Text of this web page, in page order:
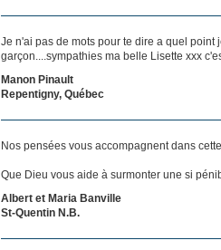
Je n'ai pas de mots pour te dire a quel
garçon....sympathies ma belle Lisette xxx
Manon Pinault
Repentigny, Québec
Nos pensées vous accompagnent dans
Que Dieu vous aide à surmonter une si
Albert et Maria Banville
St-Quentin N.B.